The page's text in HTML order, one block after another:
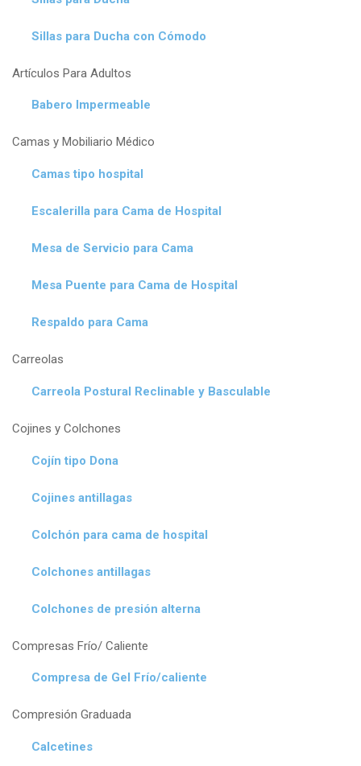
Sillas para Ducha con Cómodo
Artículos Para Adultos
Babero Impermeable
Camas y Mobiliario Médico
Camas tipo hospital
Escalerilla para Cama de Hospital
Mesa de Servicio para Cama
Mesa Puente para Cama de Hospital
Respaldo para Cama
Carreolas
Carreola Postural Reclinable y Basculable
Cojines y Colchones
Cojín tipo Dona
Cojines antillagas
Colchón para cama de hospital
Colchones antillagas
Colchones de presión alterna
Compresas Frío/ Caliente
Compresa de Gel Frío/caliente
Compresión Graduada
Calcetines